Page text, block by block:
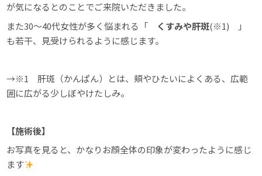
が気になるとのことでご来院いただきました。
また30～40代女性が多く悩まれる「 くすみや肝斑(※1) 」
も若干、見受けられるように感じます。
→※1 肝斑（かんぱん）とは、頬やひたいによくある、広範
囲に広がる少しぼやけたしみ。
【施術後】
お写真を見ると、かなりお顔全体の印象が変わったように感じ
ます